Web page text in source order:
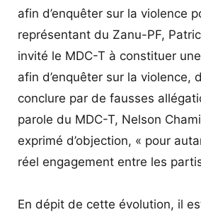
afin d’enquêter sur la violence
représentant du Zanu-PF,
invité le MDC-T à constituer
afin d’enquêter sur la violence,
conclure par de fausses
parole du MDC-T, Nelson
exprimé d’objection, « pour
réel engagement entre les
En dépit de cette évolution, il